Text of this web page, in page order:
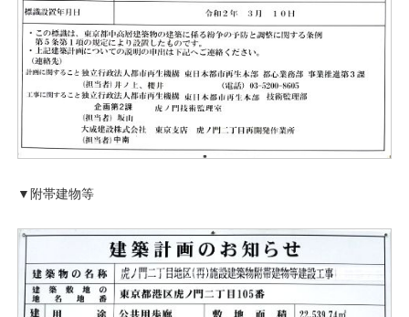
▼附帯建物等